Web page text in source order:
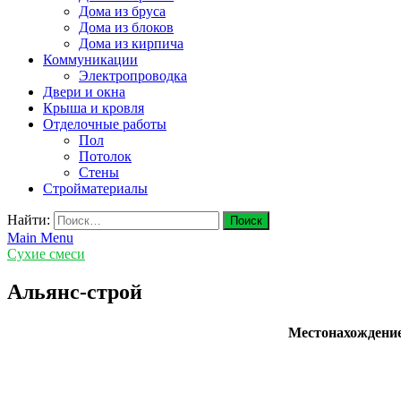
Дома из бруса
Дома из блоков
Дома из кирпича
Коммуникации
Электропроводка
Двери и окна
Крыша и кровля
Отделочные работы
Пол
Потолок
Стены
Стройматериалы
Найти:
Main Menu
Сухие смеси
Альянс-строй